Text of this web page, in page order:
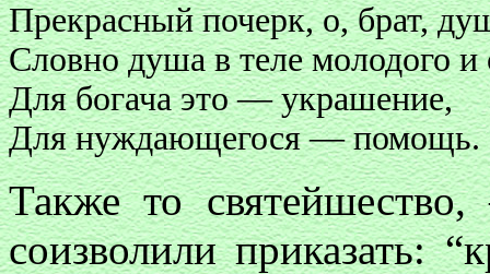
Прекрасный почерк, о, брат,
Словно душа в теле молодого и
Для богача это — украшение,
Для нуждающегося — помощь.
Также то
соизволили приказать: